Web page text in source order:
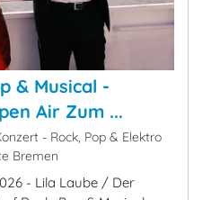
& Musical -
Air Zum ...
- Rock, Pop & Elektro
Bremen
- Lila Laube / Der